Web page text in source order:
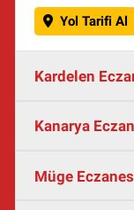
Yol Tarifi Al
Kardelen
Kanarya
Müge